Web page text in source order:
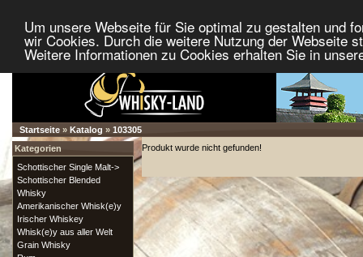
Um unsere Webseite für Sie optimal zu gestalten und
wir Cookies. Durch die weitere Nutzung der Webseite
Weitere Informationen zu Cookies erhalten Sie in
Startseite » Katalog » 103305
Produkt wurde nicht gefunden!
Kategorien
Schottischer Single Malt->
Schottischer Blended
Whisky
Amerikanischer Whisk(e)y
Irischer Whiskey
Whisk(e)y aus aller Welt
Grain Whisky